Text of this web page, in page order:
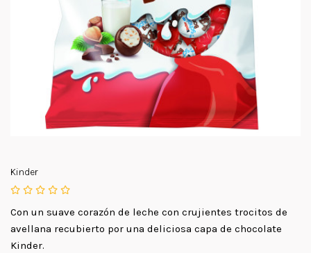
Kinder
Con un suave corazón de leche con crujientes trocitos de
avellana recubierto por una deliciosa capa de chocolate
Kinder.